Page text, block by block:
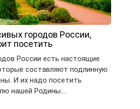
городов России,
посетить
России есть настоящие
составляют подлинную
И их надо посетить
нашей Родины….